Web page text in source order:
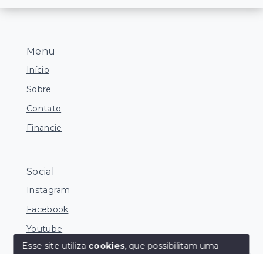
Menu
Início
Sobre
Contato
Financie
Social
Instagram
Facebook
Youtube
Esse site utiliza cookies, que possibilitam uma